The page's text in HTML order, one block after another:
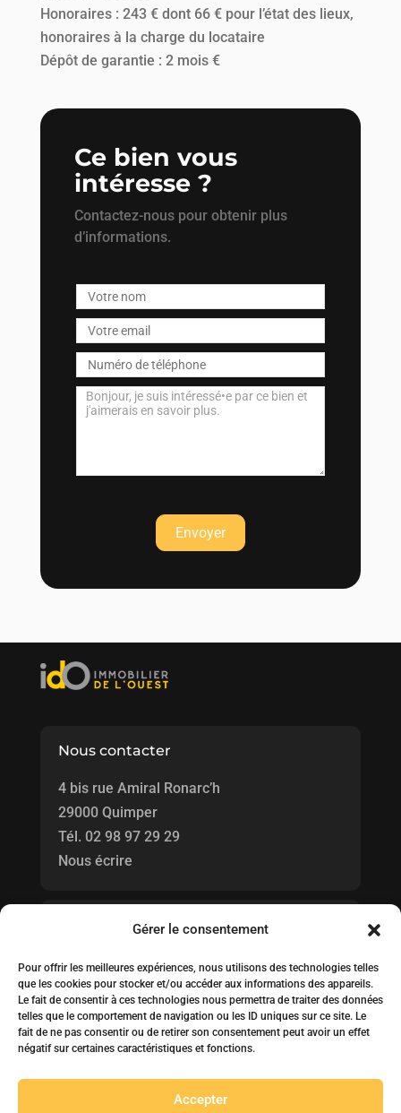
Gérer le consentement
Pour offrir les meilleures expériences, nous utilisons des technologies telles
que les cookies pour stocker et/ou accéder aux informations des appareils.
Le fait de consentir à ces technologies nous permettra de traiter des données
telles que le comportement de navigation ou les ID uniques sur ce site. Le
fait de ne pas consentir ou de retirer son consentement peut avoir un effet
négatif sur certaines caractéristiques et fonctions.
Accepter
Honoraires : 243 € dont 66 € pour l’état des lieux,
honoraires à la charge du locataire
Dépôt de garantie : 2 mois €
Ce bien vous
intéresse ?
Contactez-nous pour obtenir plus
d’informations.
Nous contacter
4 bis rue Amiral Ronarc’h
29000 Quimper
Tél. 02 98 97 29 29
Nous écrire
Honoraires d'agence